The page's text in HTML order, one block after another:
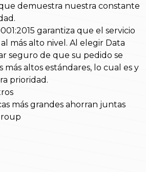
demuestra nuestra constante
garantiza que el servicio
más alto nivel. Al elegir Data
seguro de que su pedido se
altos estándares, lo cual es y
prioridad.
más grandes ahorran juntas